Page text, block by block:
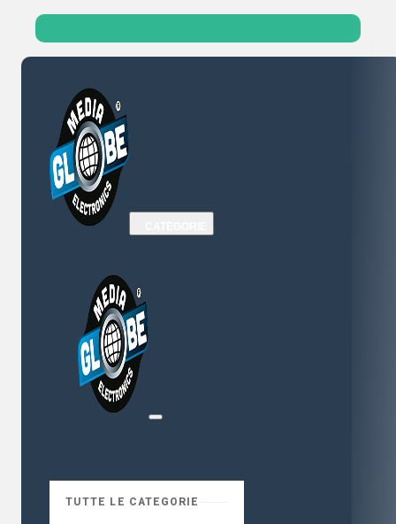
TUTTE LE CATEGORIE